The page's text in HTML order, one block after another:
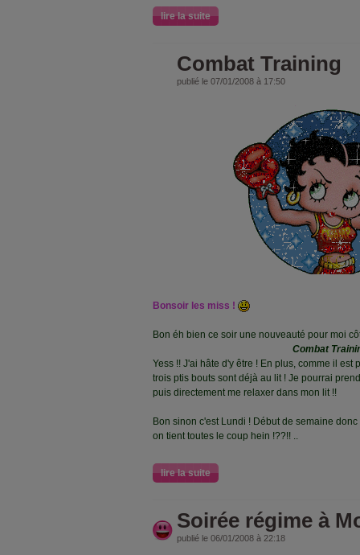
lire la suite
Combat Training
publié le 07/01/2008 à 17:50
Bonsoir les miss !
Bon éh bien ce soir une nouveauté pour moi
Combat
Yess !! J'ai hâte d'y être ! En plus, comme il est
trois ptis bouts sont déjà au lit ! Je pourrai
puis directement me relaxer dans mon lit !!
Bon sinon c'est Lundi ! Début de semaine
on tient toutes le coup hein !??!! ..
lire la suite
Soirée régime à
publié le 06/01/2008 à 22:18